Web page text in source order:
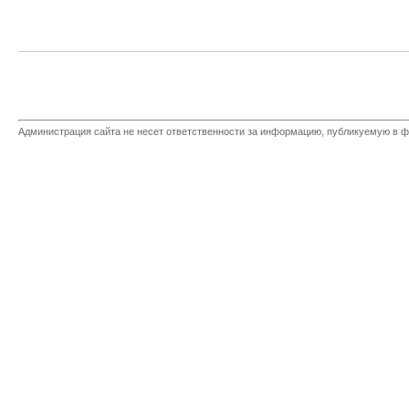
Администрация сайта не несет ответственности за информацию, публикуемую